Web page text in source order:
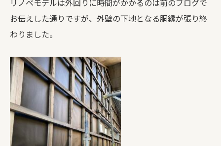
リノベモデルは外回りに時間がかかるのは前のブログで
お伝えした通りですが、外壁の下地となる胴縁が張り終
わりました。